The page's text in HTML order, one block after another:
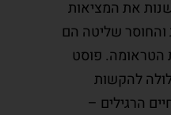
את המציאות
והחוסר שליטה הם
הטראומה. פוסט
להקשות
הרגילים –